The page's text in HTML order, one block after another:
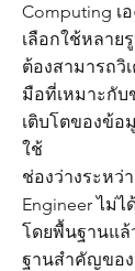
Computing เ
เลือกใช้หลาย
ต้องสามารถวิ
มือที่เหมาะกั
เติบโตของข้อ
ใช้
ช่องว่างระหว่
Engineer ไม่ไ
โดยพื้นฐานแล้
ฐานสำคัญของ